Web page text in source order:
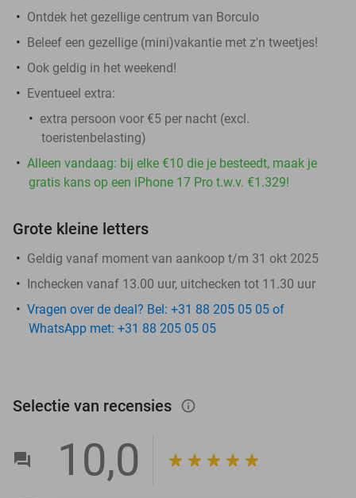
Ontdek het gezellige centrum van Borculo
Beleef een gezellige (mini)vakantie met z'n tweetjes!
Ook geldig in het weekend!
Eventueel extra:
extra persoon voor €5 per nacht (excl.
toeristenbelasting)
Alleen vandaag: bij elke €10 die je besteedt, maak je
gratis kans op een iPhone 17 Pro t.w.v. €1.329!
Grote kleine letters
Geldig vanaf moment van aankoop t/m 31 okt 2025
Inchecken vanaf 13.00 uur, uitchecken tot 11.30 uur
Vragen over de deal? Bel: +31 88 205 05 05 of
WhatsApp met: +31 88 205 05 05
Selectie van recensies info_outlined
10,0